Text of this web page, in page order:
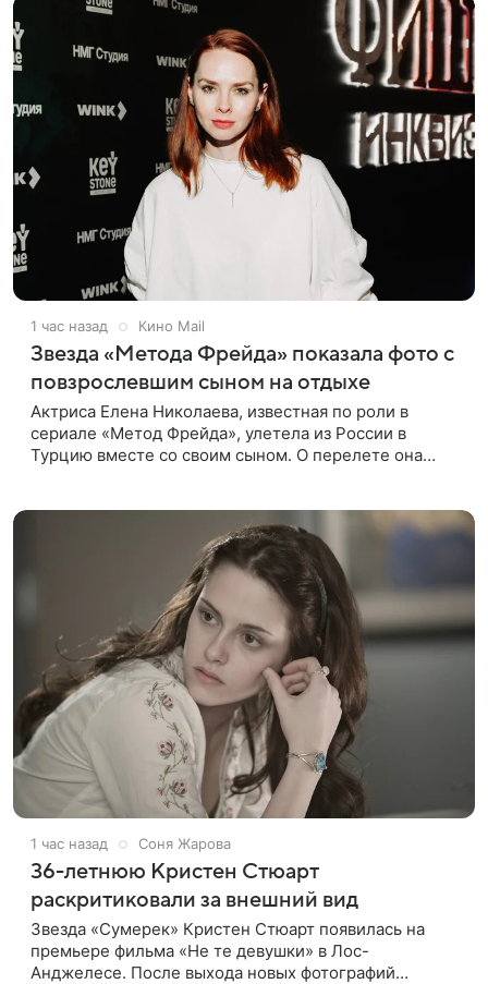
1 час назад Кино Mail
Звезда «Метода Фрейда» показала фото с
повзрослевшим сыном на отдыхе
Актриса Елена Николаева, известная по роли в
сериале «Метод Фрейда», улетела из России в
Турцию вместе со своим сыном. О перелете она
1 час назад Соня Жарова
36-летнюю Кристен Стюарт
раскритиковали за внешний вид
Звезда «Сумерек» Кристен Стюарт появилась на
премьере фильма «Не те девушки» в Лос-
Анджелесе. После выхода новых фотографий